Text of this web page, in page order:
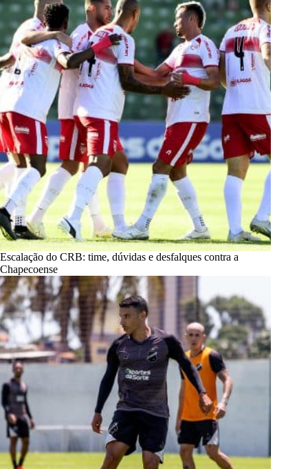
Escalação do CRB: time, dúvidas e desfalques contra a
Chapecoense